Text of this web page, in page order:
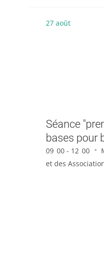
27 août
Séance
bases pour
09 00 - 12 00
et des